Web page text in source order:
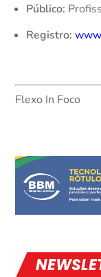
Público:
Registro:
Flexo In Foco